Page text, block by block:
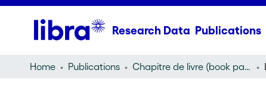
Research Data Publications
Home Publications Chapitre de livre (book part)